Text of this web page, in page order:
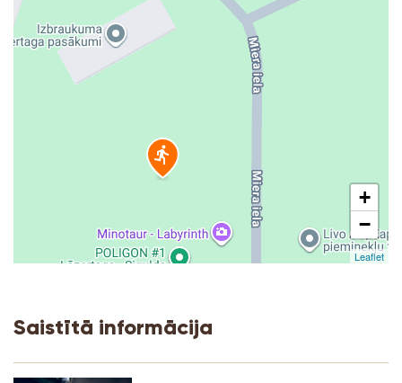
+
−
Leaflet
Saistītā informācija